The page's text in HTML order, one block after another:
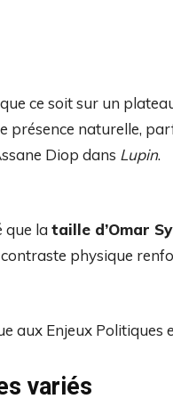
ce soit sur un
présence naturelle,
Diop dans Lupin.
que la taille d’Omar Sy
physique
aux Enjeux Politiques
variés